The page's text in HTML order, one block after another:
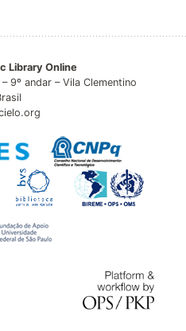
Library Online
9º andar – Vila Clementino